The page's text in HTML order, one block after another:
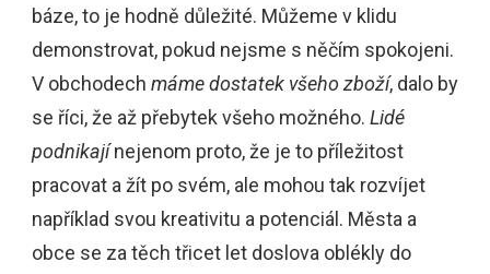
báze, to je hodně důležité. Můžeme v klidu
demonstrovat, pokud nejsme s něčím spokojeni.
V obchodech máme dostatek všeho zboží, dalo by
se říci, že až přebytek všeho možného. Lidé
podnikajínejenom proto, že je to příležitost
pracovat a žít po svém, ale mohou tak rozvíjet
například svou kreativitu a potenciál. Města a
obce se za těch třicet let doslova oblékly do